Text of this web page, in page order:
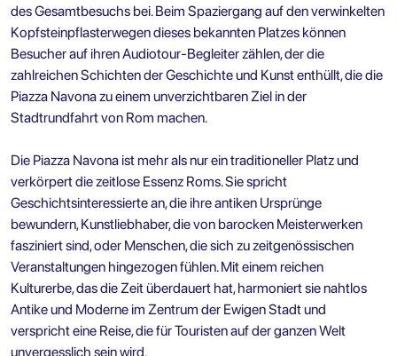
des Gesamtbesuchs bei. Beim Spaziergang auf den verwinkelten
Kopfsteinpflasterwegen dieses bekannten Platzes können
Besucher auf ihren Audiotour-Begleiter zählen, der die
zahlreichen Schichten der Geschichte und Kunst enthüllt, die die
Piazza Navona zu einem unverzichtbaren Ziel in der
Stadtrundfahrt von Rom machen.
Die Piazza Navona ist mehr als nur ein traditioneller Platz und
verkörpert die zeitlose Essenz Roms. Sie spricht
Geschichtsinteressierte an, die ihre antiken Ursprünge
bewundern, Kunstliebhaber, die von barocken Meisterwerken
fasziniert sind, oder Menschen, die sich zu zeitgenössischen
Veranstaltungen hingezogen fühlen. Mit einem reichen
Kulturerbe, das die Zeit überdauert hat, harmoniert sie nahtlos
Antike und Moderne im Zentrum der Ewigen Stadt und
verspricht eine Reise, die für Touristen auf der ganzen Welt
unvergesslich sein wird.